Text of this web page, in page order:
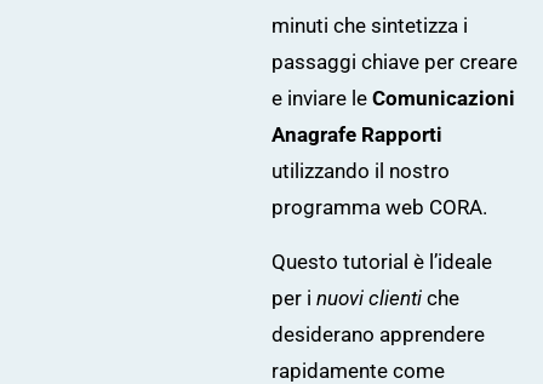
minuti che sintetizza i
passaggi chiave per creare
e inviare le Comunicazioni
Anagrafe Rapporti
utilizzando il nostro
programma web CORA.
Questo tutorial è l’ideale
per i nuovi clienti che
desiderano apprendere
rapidamente come